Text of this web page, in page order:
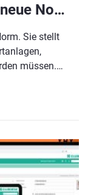
Sicherheit im Verein- Die neue Norm DIN TS79183
Sie stellt
müssen.
konkret